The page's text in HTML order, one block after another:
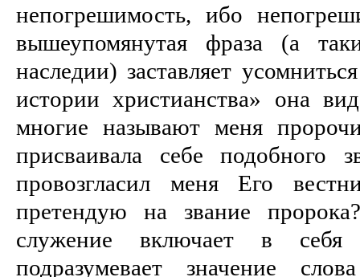
непогрешимость, ибо
вышеупомянутая фраза (а
наследии) заставляет
истории христианства» она
многие называют меня
присваивала себе подобного
провозгласил меня Его
претендую на звание
служение включает в
подразумевает значение